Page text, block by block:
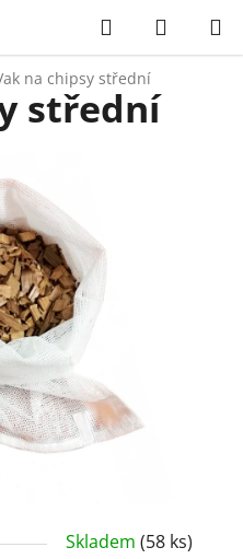
Hľadať
KOŠÍK
na chipsy střední
Skladem (58 ks)
střední